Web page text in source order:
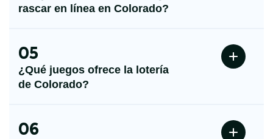
rascar en línea en Colorado?
05
¿Qué juegos ofrece la lotería
de Colorado?
06